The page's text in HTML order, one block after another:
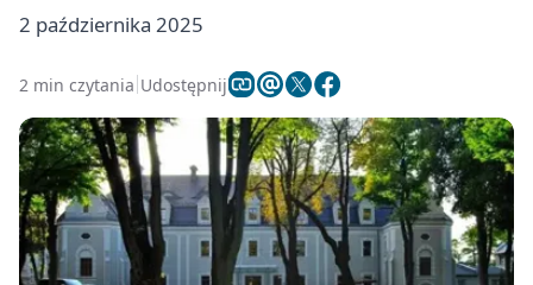
2 października 2025
2 min czytania Udostępnij